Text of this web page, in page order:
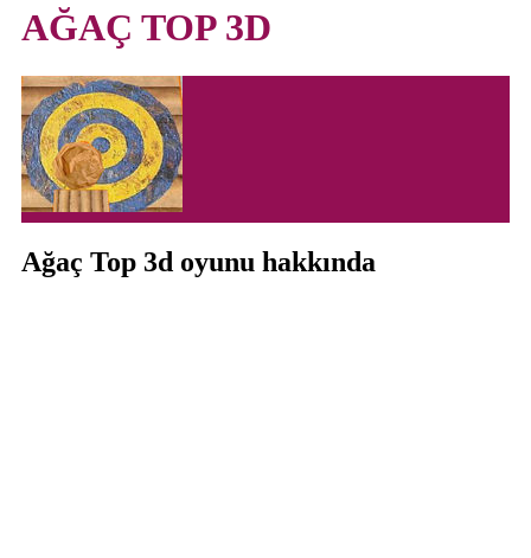
AĞAÇ TOP 3D
Ağaç Top 3d oyunu hakkında